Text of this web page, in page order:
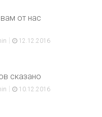
от нас
| 12.12.2016
сказано
| 10.12.2016